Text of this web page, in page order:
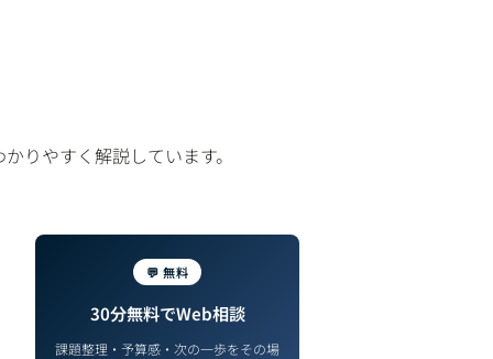
りやすく解説しています。
💬 無料
30分無料でWeb相談
課題整理・予算感・次の一歩をその場